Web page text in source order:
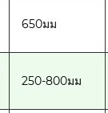
650มม
250-800มม